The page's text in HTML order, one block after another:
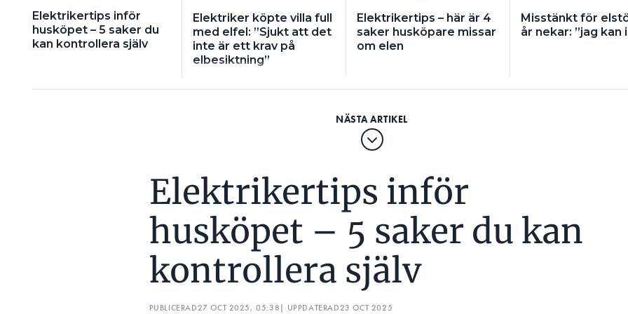
Elektrikertips inför
husköpet – 5 saker du
kan kontrollera själv
Elektriker köpte villa full
med elfel: ”Sjukt att det
inte är ett krav på
elbesiktning”
Elektrikertips – här är 4
saker husköpare missar
om elen
Misstänkt för
år nekar: ”jag kan
Elektrikertips inför
husköpet – 5 saker du kan
kontrollera själv
PUBLICERAD27 OCT 2025, 05:38| UPPDATERAD23 OCT 2025